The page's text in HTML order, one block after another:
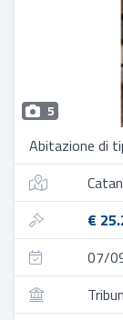
5
Abitazione di
€
07/